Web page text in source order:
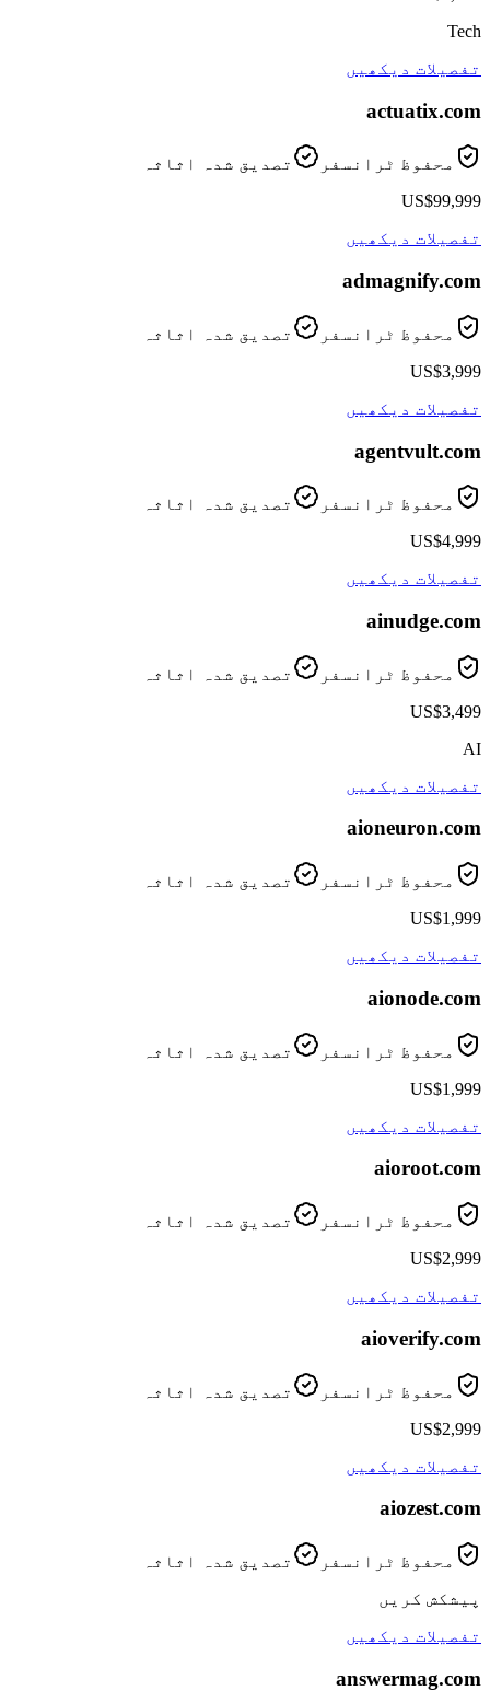
Tech
تفصیلات دیکھیں
actuatix.com
محفوظ ٹرانسفر
تصدیق شدہ اثاثہ
US$99,999
تفصیلات دیکھیں
admagnify.com
محفوظ ٹرانسفر
تصدیق شدہ اثاثہ
US$3,999
تفصیلات دیکھیں
agentvult.com
محفوظ ٹرانسفر
تصدیق شدہ اثاثہ
US$4,999
تفصیلات دیکھیں
ainudge.com
محفوظ ٹرانسفر
تصدیق شدہ اثاثہ
US$3,499
AI
تفصیلات دیکھیں
aioneuron.com
محفوظ ٹرانسفر
تصدیق شدہ اثاثہ
US$1,999
تفصیلات دیکھیں
aionode.com
محفوظ ٹرانسفر
تصدیق شدہ اثاثہ
US$1,999
تفصیلات دیکھیں
aioroot.com
محفوظ ٹرانسفر
تصدیق شدہ اثاثہ
US$2,999
تفصیلات دیکھیں
aioverify.com
محفوظ ٹرانسفر
تصدیق شدہ اثاثہ
US$2,999
تفصیلات دیکھیں
aiozest.com
محفوظ ٹرانسفر
تصدیق شدہ اثاثہ
پیشکش کریں
تفصیلات دیکھیں
answermag.com